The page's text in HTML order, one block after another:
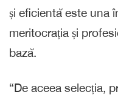
și eficientă este una
meritocrația și
bază.
“De aceea selecția,